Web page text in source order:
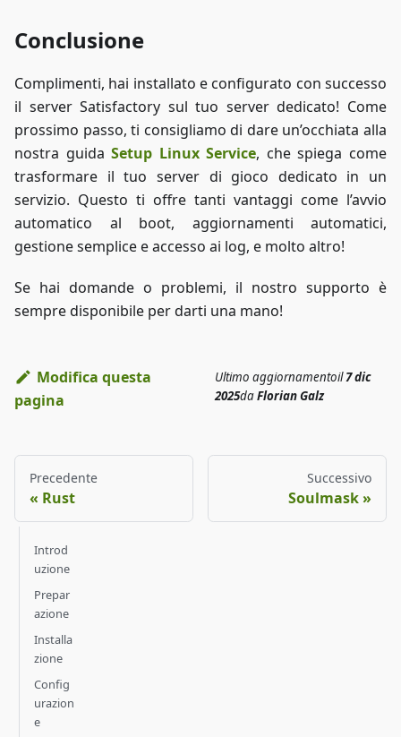
Conclusione
Complimenti, hai installato e configurato con successo
il server Satisfactory sul tuo server dedicato! Come
prossimo passo, ti consigliamo di dare un’occhiata alla
nostra guidaSetup Linux Service, che spiega come
trasformare il tuo server di gioco dedicato in un
servizio. Questo ti offre tanti vantaggi come l’avvio
automatico al boot, aggiornamenti automatici,
gestione semplice e accesso ai log, e molto altro!
Se hai domande o problemi, il nostro supporto è
sempre disponibile per darti una mano!
Modifica questa
pagina
Ultimo aggiornamentoil7 dic
2025daFlorian Galz
Precedente
Rust
Successivo
Soulmask
Introd
uzione
Prepar
azione
Installa
zione
Config
urazion
e